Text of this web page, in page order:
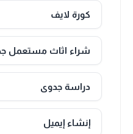
كورة لايف
شراء اثاث مستعمل
دراسة جدوى
إنشاء إيميل